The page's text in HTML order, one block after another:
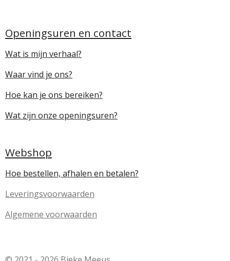
Openingsuren en contact
Wat is mijn verhaal?
Waar vind je ons?
Hoe kan je ons bereiken?
Wat zijn onze openingsuren?
Webshop
Hoe bestellen, afhalen en betalen?
Leveringsvoorwaarden
Algemene voorwaarden